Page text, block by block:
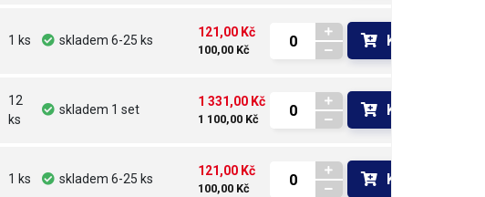
1 ks skladem 6-25 ks
121,00 Kč
100,00 Kč
Koupit
12
ks
skladem 1 set
1 331,00 Kč
1 100,00 Kč
Koupit
1 ks skladem 6-25 ks
121,00 Kč
100,00 Kč
Koupit